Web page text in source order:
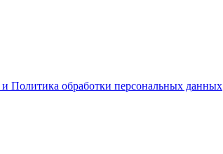
Политика обработки персональных данных